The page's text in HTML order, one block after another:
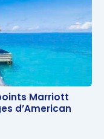
Marriott
d’American
Marriott
d’American